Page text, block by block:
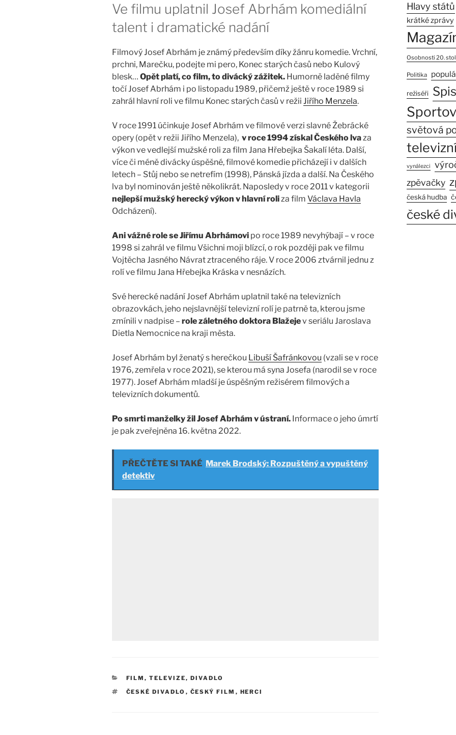
Ve filmu uplatnil Josef Abrhám komediální
talent i dramatické nadání
Filmový Josef Abrhám je známý především díky žánru komedie. Vrchní,
prchni, Marečku, podejte mi pero, Konec starých časů nebo Kulový
blesk… Opět platí, co film, to divácký zážitek. Humorně laděné filmy
točí Josef Abrhám i po listopadu 1989, přičemž ještě v roce 1989 si
zahrál hlavní roli ve filmu Konec starých časů v režii Jiřího Menzela.
V roce 1991 účinkuje Josef Abrhám ve filmové verzi slavné Žebrácké
opery (opět v režii Jiřího Menzela), v roce 1994 získal Českého lvaza
výkon ve vedlejší mužské roli za film Jana Hřebejka Šakalí léta. Další,
více či méně divácky úspěšné, filmové komedie přicházejí i v dalších
letech – Stůj nebo se netrefím (1998), Pánská jízda a další. Na Českého
lva byl nominován ještě několikrát. Naposledy v roce 2011 v kategorii
nejlepší mužský herecký výkon v hlavní roliza film Václava Havla
Odcházení).
Ani vážné role se Jiřímu Abrhámovi po roce 1989 nevyhýbají – v roce
1998 si zahrál ve filmu Všichni moji blízcí, o rok později pak ve filmu
Vojtěcha Jasného Návrat ztraceného ráje. V roce 2006 ztvárnil jednu z
rolí ve filmu Jana Hřebejka Kráska v nesnázích.
Své herecké nadání Josef Abrhám uplatnil také na televizních
obrazovkách, jeho nejslavnější televizní rolí je patrně ta, kterou jsme
zmínili v nadpise – role záletného doktora Blažejev seriálu Jaroslava
Dietla Nemocnice na kraji města.
Josef Abrhám byl ženatý s herečkou Libuší Šafránkovou (vzali se v roce
1976, zemřela v roce 2021), se kterou má syna Josefa (narodil se v roce
1977). Josef Abrhám mladší je úspěšným režisérem filmových a
televizních dokumentů.
Po smrti manželky žil Josef Abrhám v ústraní. Informace o jeho úmrtí
je pak zveřejněna 16. května 2022.
PŘEČTĚTE SI TAKÉ Marek Brodský: Rozpuštěný a vypuštěný
detektiv
RUBRIKY
FILM, TELEVIZE, DIVADLO
ŠTÍTKY
ČESKÉ DIVADLO , ČESKÝ FILM , HERCI
Hlavy států
krátké zprávy
Osobnosti 20.
Politika
režiséři
světová
vynálezci
zpěvačky
česká hudba
české